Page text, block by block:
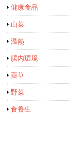
健康食品
山菜
温熱
腸内環境
薬草
野菜
食養生